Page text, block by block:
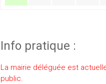
Info pratique :
La mairie déléguée est
public.